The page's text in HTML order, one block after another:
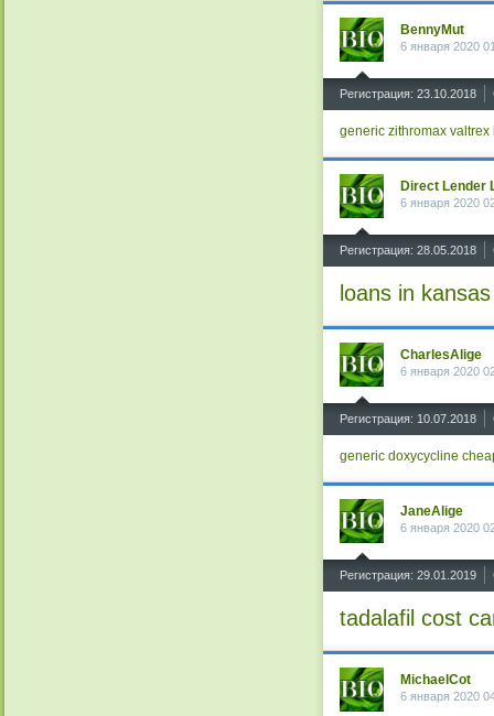
BennyMut
6 января 2020
Регистрация: 23.10.2018
generic zithromax valtrex
Direct Lender
6 января 2020
Регистрация: 28.05.2018
loans in
CharlesAlige
6 января 2020
Регистрация: 10.07.2018
generic doxycycline
JaneAlige
6 января 2020
Регистрация: 29.01.2019
tadalafil cost
MichaelCot
6 января 2020